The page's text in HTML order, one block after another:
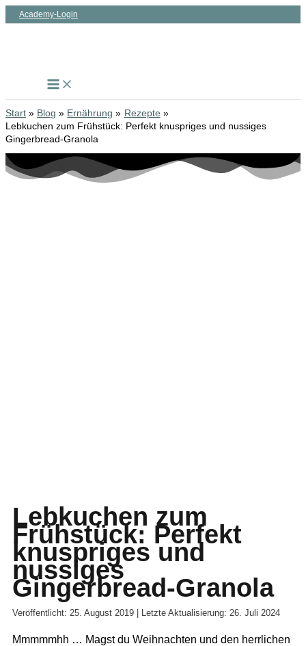
ZumAcademy-Login
Start Blog Ernährung
Rezepte
Lebkuchen zum Frühstück: Perfekt knuspriges und nussiges
Gingerbread-Granola
Lebkuchen zum
Frühstück: Perfekt
knuspriges und
nussiges
Gingerbread-Granola
Veröffentlicht: 25. August 2019 | Letzte Aktualisierung: 26. Juli 2024
Mmmmmhh … Magst du Weihnachten und den herrlichen